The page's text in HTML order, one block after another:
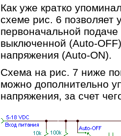
Как уже кратко
схеме рис. 6 позволяет
первоначальной
выключенной (Auto-
напряжения (Auto-ON).
Схема на рис. 7 ниже
можно дополнительно
напряжения, за счет